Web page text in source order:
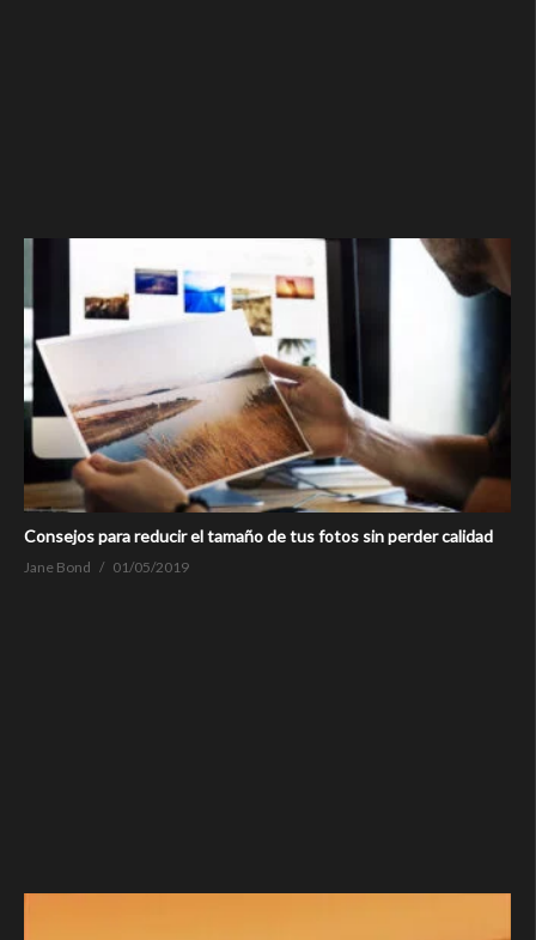
Consejos para reducir el tamaño de tus fotos sin perder calidad
Jane Bond 01/05/2019